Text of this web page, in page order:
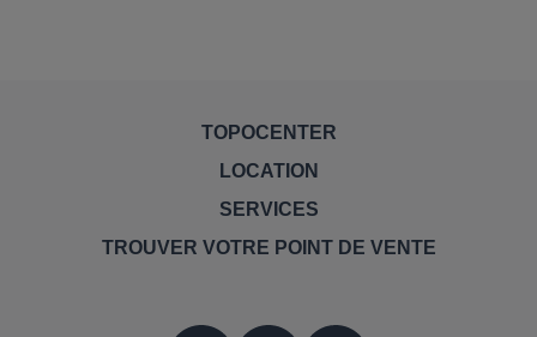
TOPOCENTER
LOCATION
SERVICES
TROUVER VOTRE POINT DE VENTE